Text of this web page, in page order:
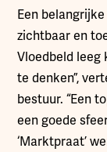
Een
zichtbaar en
Vloedbeld leeg
te denken”,
bestuur. “Een
een goede
‘Marktpraat’